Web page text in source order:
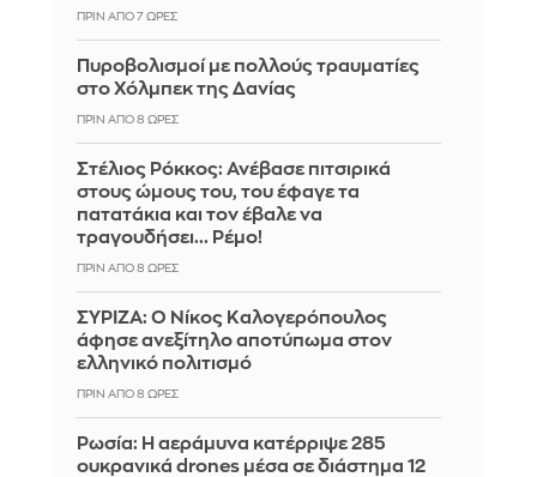
ΠΡΙΝ ΑΠΌ 7 ΏΡΕΣ
Πυροβολισμοί με πολλούς τραυματίες
στο Χόλμπεκ της Δανίας
ΠΡΙΝ ΑΠΌ 8 ΏΡΕΣ
Στέλιος Ρόκκος: Ανέβασε πιτσιρικά
στους ώμους του, του έφαγε τα
πατατάκια και τον έβαλε να
τραγουδήσει... Ρέμο!
ΠΡΙΝ ΑΠΌ 8 ΏΡΕΣ
ΣΥΡΙΖΑ: Ο Νίκος Καλογερόπουλος
άφησε ανεξίτηλο αποτύπωμα στον
ελληνικό πολιτισμό
ΠΡΙΝ ΑΠΌ 8 ΏΡΕΣ
Ρωσία: Η αεράμυνα κατέρριψε 285
ουκρανικά drones μέσα σε διάστημα 12